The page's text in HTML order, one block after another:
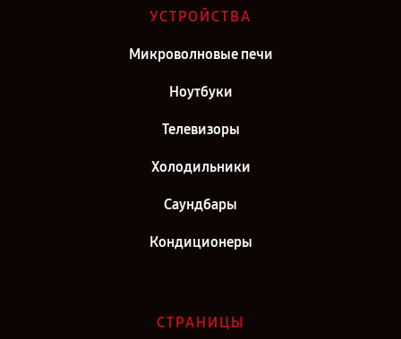
Ремонт холодильника Toshiba GR-L40R в г. Киров
Ремонт холодильника Toshiba GR-L40R в г. Санкт-Петербург
УСТРОЙСТВА
Микроволновые печи
Ноутбуки
Телевизоры
Холодильники
Саундбары
Кондиционеры
СТРАНИЦЫ